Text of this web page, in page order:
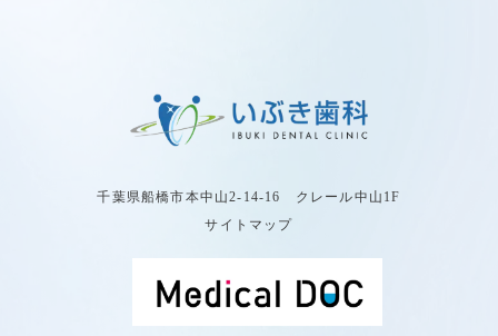
千葉県船橋市本中山2-14-16 クレール中山1F
サイトマップ